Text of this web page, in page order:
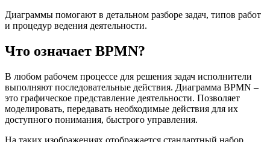
Диаграммы помогают в детальном разборе задач, типов работ
и процедур ведения деятельности.
Что означает BPMN?
В любом рабочем процессе для решения задач исполнители
выполняют последовательные действия. Диаграмма BPMN –
это графическое представление деятельности. Позволяет
моделировать, передавать необходимые действия для их
доступного понимания, быстрого управления.
На таких изображениях отображается стандартный набор